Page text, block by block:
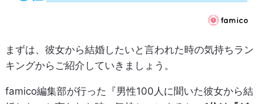
まずは、彼女から結婚したいと言われた時の気持ちラン
キングからご紹介していきましょう。
famico編集部が行った『男性100人に聞いた彼女から結